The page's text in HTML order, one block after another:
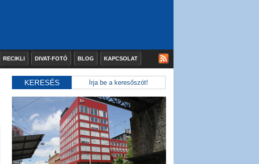
RECIKLI DIVAT-FOTÓ BLOG KAPCSOLAT
KERESÉS